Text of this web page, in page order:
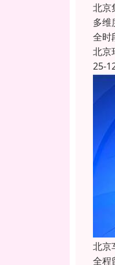
北京
多维
全时
北京
25-
北京
全程